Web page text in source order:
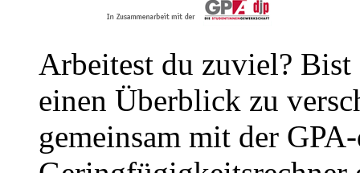
Arbeitest du zuviel?
einen Überblick zu
gemeinsam mit der